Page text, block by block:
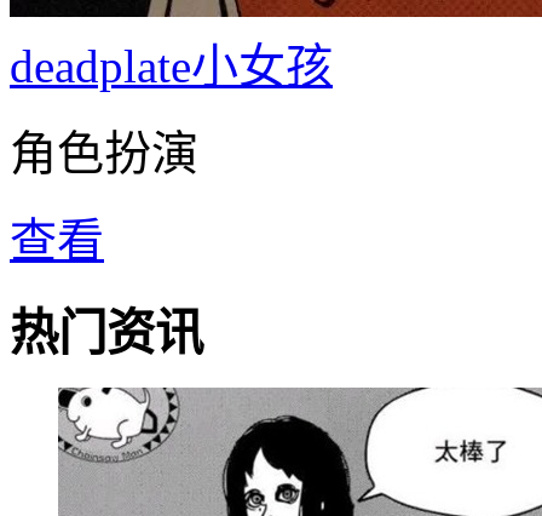
deadplate小女孩
角色扮演
查看
热门资讯